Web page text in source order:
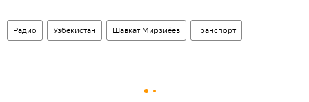
Радио Узбекистан Шавкат Мирзиёев Транспорт